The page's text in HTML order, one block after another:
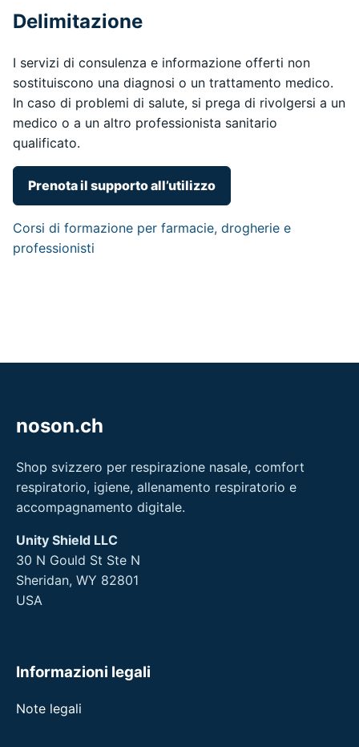
Delimitazione
I servizi di consulenza e informazione offerti non
sostituiscono una diagnosi o un trattamento medico.
In caso di problemi di salute, si prega di rivolgersi a un
medico o a un altro professionista sanitario
qualificato.
Prenota il supporto all’utilizzo
Corsi di formazione per farmacie, drogherie e
professionisti
noson.ch
Shop svizzero per respirazione nasale, comfort
respiratorio, igiene, allenamento respiratorio e
accompagnamento digitale.
Unity Shield LLC
30 N Gould St Ste N
Sheridan, WY 82801
USA
Informazioni legali
Note legali